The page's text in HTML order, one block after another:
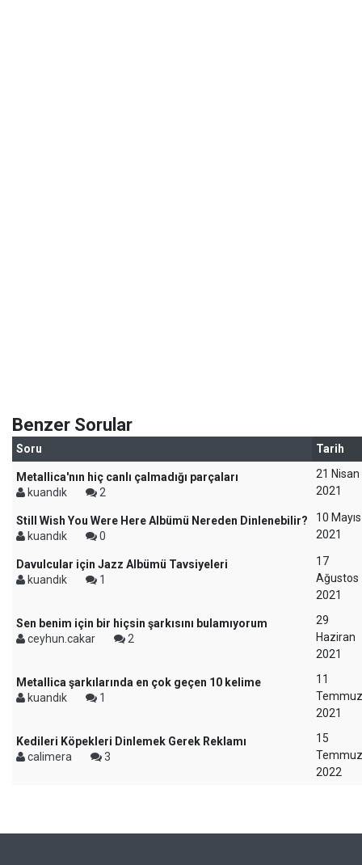
Benzer Sorular
Soru Tarih
Metallica'nın hiç canlı çalmadığı parçaları
kuandık
2
21 Nisan
2021
Still Wish You Were Here Albümü Nereden Dinlenebilir?
kuandık
0
10 Mayıs
2021
Davulcular için Jazz Albümü Tavsiyeleri
kuandık
1
17
Ağustos
2021
Sen benim için bir hiçsin şarkısını bulamıyorum
ceyhun.cakar
2
29
Haziran
2021
Metallica şarkılarında en çok geçen 10 kelime
kuandık
1
11
Temmuz
2021
Kedileri Köpekleri Dinlemek Gerek Reklamı
calimera
3
15
Temmuz
2022